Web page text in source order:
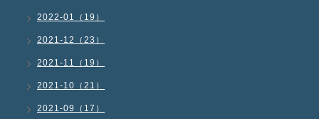
2022-01（19）
2021-12（23）
2021-11（19）
2021-10（21）
2021-09（17）